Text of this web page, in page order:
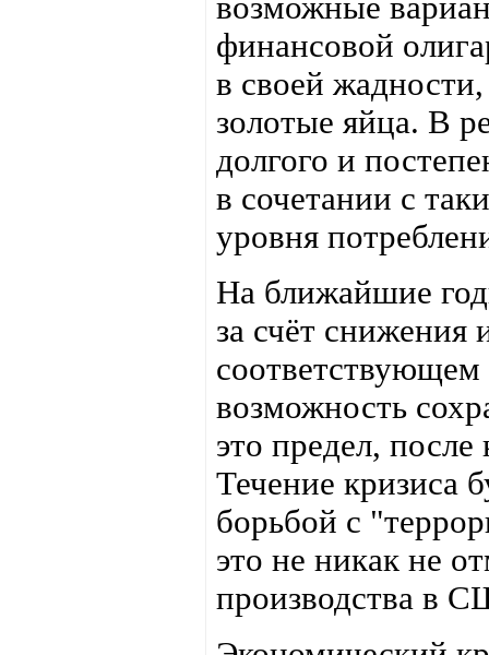
возможные
финансовой
в своей
золотые яйца. В
долгого и
в сочетании с
уровня
На ближайшие
за счёт
возможность
это предел,
Течение кризиса
борьбой с
это не никак не
производства в